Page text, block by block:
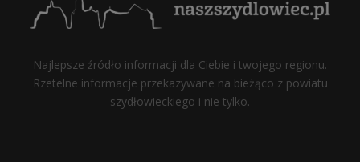
Najlepsze źródło informacji dla Ciebie i twojego regionu.
Rzetelne informacje przekazywane na bieżąco z powiatu
szydłowieckiego i nie tylko.